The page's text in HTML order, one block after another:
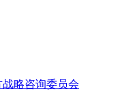
略咨询委员会